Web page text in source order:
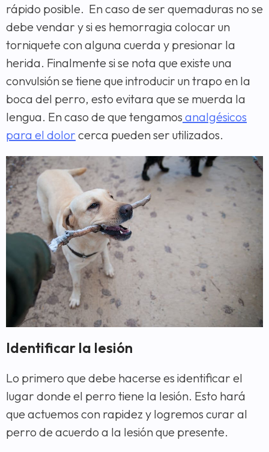
rápido posible. En caso de ser quemaduras no se
debe vendar y si es hemorragia colocar un
torniquete con alguna cuerda y presionar la
herida. Finalmente si se nota que existe una
convulsión se tiene que introducir un trapo en la
boca del perro, esto evitara que se muerda la
lengua. En caso de que tengamos analgésicos
para el dolor cerca pueden ser utilizados.
Identificar la lesión
Lo primero que debe hacerse es identificar el
lugar donde el perro tiene la lesión. Esto hará
que actuemos con rapidez y logremos curar al
perro de acuerdo a la lesión que presente.